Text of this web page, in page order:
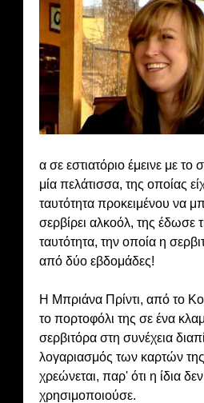
α σε εστιατόριο έμεινε με το
μία πελάτισσα, της οποίας
ταυτότητα προκειμένου να
σερβίρει αλκοόλ, της έδωσε
ταυτότητα, την οποία η
από δύο εβδομάδες!
Η Μπριάνα Πρίντι, από το
το πορτοφόλι της σε ένα
σερβιτόρα στη συνέχεια
λογαριασμός των καρτών
χρεώνεται, παρ' ότι η ίδια δεν
χρησιμοποιούσε.